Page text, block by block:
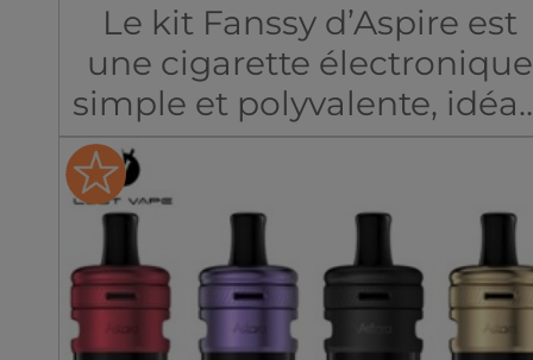
Le kit Fanssy d’Aspire est
une cigarette électronique
simple et polyvalente,
pour une utilisation
quotidienne. Il intègre une
batterie de 2000 mAh
offrant une bonne
autonomie pour vapoter
toute la journée. Sa